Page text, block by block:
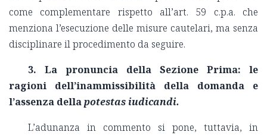
come complementare rispetto all’art. 59 c.p.a. che
menziona l’esecuzione delle misure cautelari, ma senza
disciplinare il procedimento da seguire.
3. La pronuncia della Sezione Prima: le
ragioni dell’inammissibilità della domanda e
l’assenza dellapotestas iudicandi.
L’adunanza in commento si pone, tuttavia, in